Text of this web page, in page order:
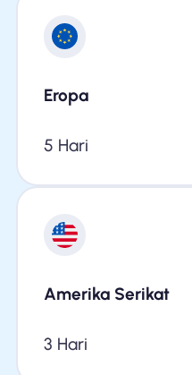
Eropa
5 Hari
Amerika Serikat
3 Hari